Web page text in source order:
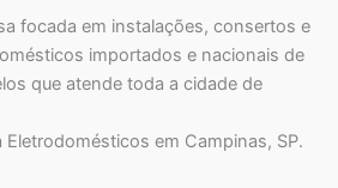
focada em instalações, consertos e
importados e nacionais de
que atende toda a cidade de
em Campinas, SP.